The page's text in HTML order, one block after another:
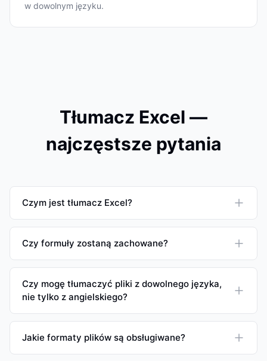
w dowolnym języku.
Tłumacz Excel —
najczęstsze pytania
Czym jest tłumacz Excel?
Czy formuły zostaną zachowane?
Czy mogę tłumaczyć pliki z dowolnego języka,
nie tylko z angielskiego?
Jakie formaty plików są obsługiwane?